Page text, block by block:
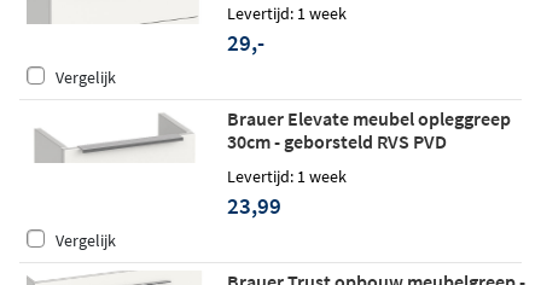
Levertijd: 1 week
29,-
Vergelijk
Brauer Elevate meubel opleggreep
30cm - geborsteld RVS PVD
Levertijd: 1 week
23,99
Vergelijk